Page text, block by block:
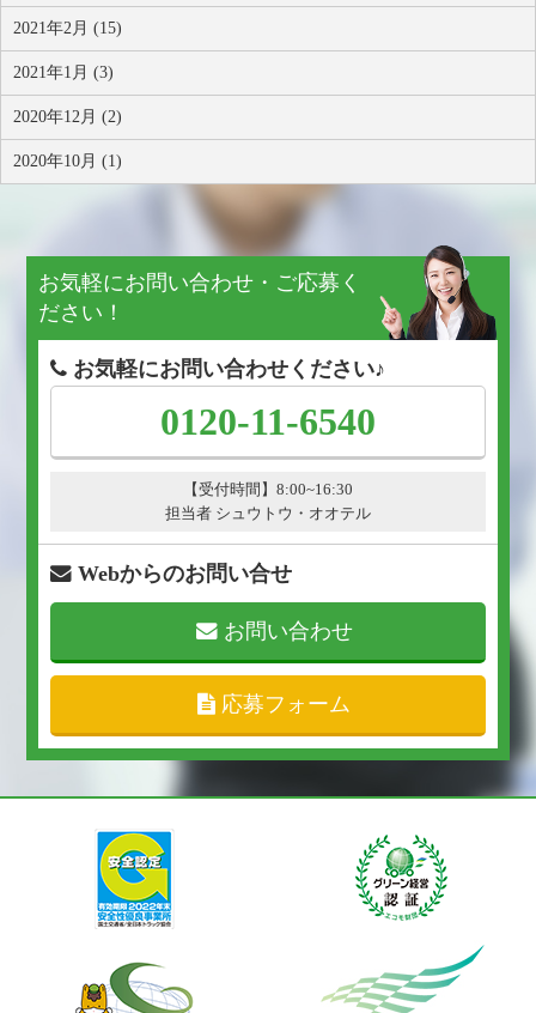
2021年2月 (15)
2021年1月 (3)
2020年12月 (2)
2020年10月 (1)
お気軽にお問い合わせ・ご応募く
ださい！
お気軽にお問い合わせください♪
0120-11-6540
【受付時間】8:00~16:30
担当者 シュウトウ・オオテル
Webからのお問い合せ
お問い合わせ
応募フォーム